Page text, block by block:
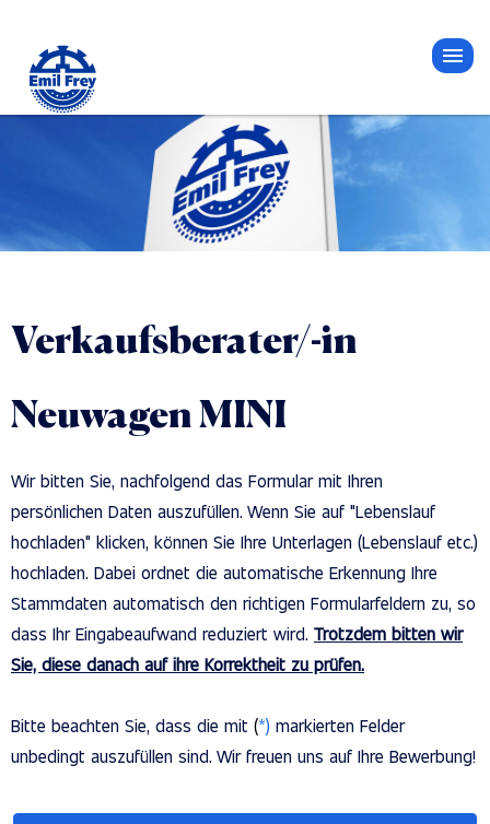
Verkaufsberater/-in
Neuwagen MINI
Wir bitten Sie, nachfolgend das Formular mit Ihren
persönlichen Daten auszufüllen. Wenn Sie auf "Lebenslauf
hochladen" klicken, können Sie Ihre Unterlagen (Lebenslauf etc.)
hochladen. Dabei ordnet die automatische Erkennung Ihre
Stammdaten automatisch den richtigen Formularfeldern zu, so
dass Ihr Eingabeaufwand reduziert wird. Trotzdem bitten wir
Sie, diese danach auf ihre Korrektheit zu prüfen.
Bitte beachten Sie, dass die mit (*) markierten Felder
unbedingt auszufüllen sind. Wir freuen uns auf Ihre Bewerbung!